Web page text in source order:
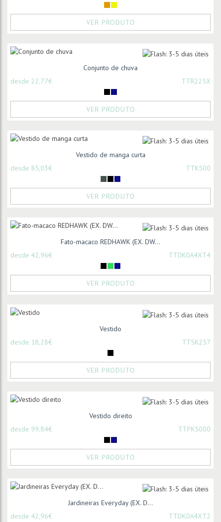
VER PRODUTO
Conjunto de chuva
desde 22,77€
TTR225X
VER PRODUTO
Vestido de manga curta
desde 85,03€
TTK500
VER PRODUTO
Fato-macaco REDHAWK (EX. DW...
desde 42,96€
TTDK0A4XT4
VER PRODUTO
Vestido
desde 18,28€
TTSK257
VER PRODUTO
Vestido direito
desde 99,84€
TTPK5000
VER PRODUTO
Jardineiras Everyday (EX. D...
desde 42,96€
TTDK0A4XT2